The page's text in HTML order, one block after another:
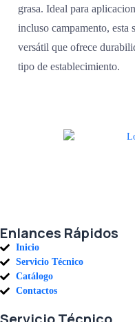
grasa. Ideal para
incluso campamento, esta
versátil que ofrece
tipo de establecimiento.
Enlances Rápidos
Inicio
Servicio Técnico
Catálogo
Contactos